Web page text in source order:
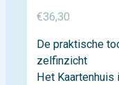
€36,30
De praktische
zelfinzicht
Het